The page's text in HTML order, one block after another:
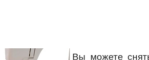
Вы можете